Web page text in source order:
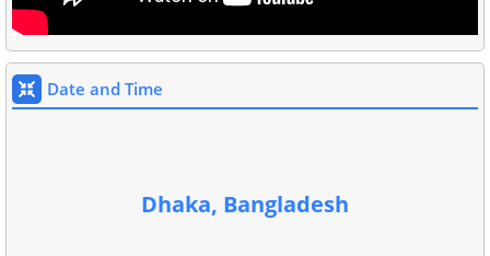
Date and Time
Dhaka, Bangladesh